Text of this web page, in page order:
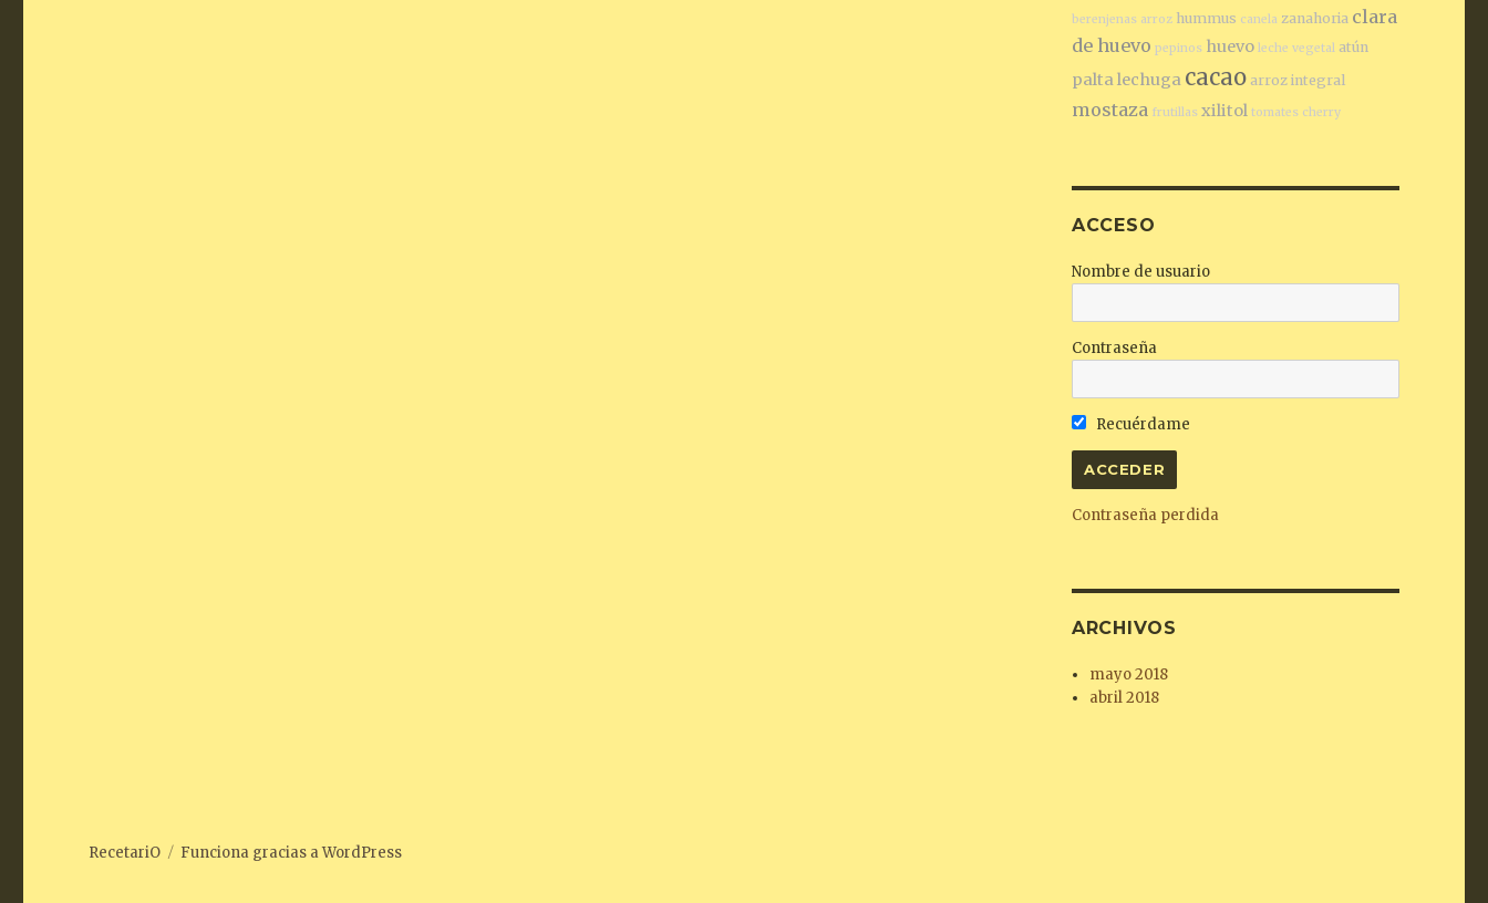
berenjenas arroz hummus canela zanahoria clara
de huevo pepinos huevo leche vegetal atún
paltalechuga cacao arroz integral
mostaza frutillas xilitol tomates cherry
ACCESO
Nombre de usuario
Contraseña
Recuérdame
Contraseña perdida
ARCHIVOS
mayo 2018
abril 2018
RecetariO Funciona gracias a WordPress